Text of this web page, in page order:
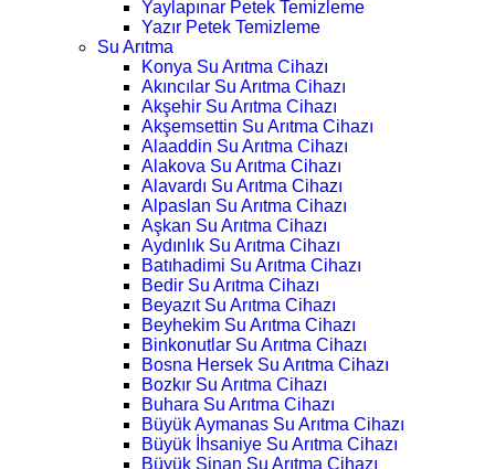
Yaylapınar Petek Temizleme
Yazır Petek Temizleme
Su Arıtma
Konya Su Arıtma Cihazı
Akıncılar Su Arıtma Cihazı
Akşehir Su Arıtma Cihazı
Akşemsettin Su Arıtma Cihazı
Alaaddin Su Arıtma Cihazı
Alakova Su Arıtma Cihazı
Alavardı Su Arıtma Cihazı
Alpaslan Su Arıtma Cihazı
Aşkan Su Arıtma Cihazı
Aydınlık Su Arıtma Cihazı
Batıhadimi Su Arıtma Cihazı
Bedir Su Arıtma Cihazı
Beyazıt Su Arıtma Cihazı
Beyhekim Su Arıtma Cihazı
Binkonutlar Su Arıtma Cihazı
Bosna Hersek Su Arıtma Cihazı
Bozkır Su Arıtma Cihazı
Buhara Su Arıtma Cihazı
Büyük Aymanas Su Arıtma Cihazı
Büyük İhsaniye Su Arıtma Cihazı
Büyük Sinan Su Arıtma Cihazı